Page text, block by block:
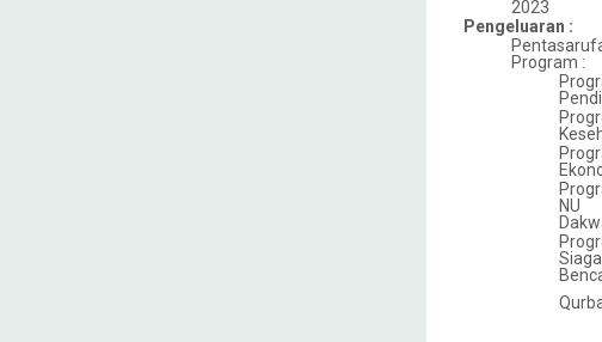
2023
Pengeluaran :
Program :
NU
Siaga